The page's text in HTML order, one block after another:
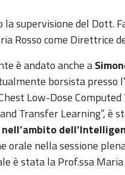
supervisione del Dott.
Rosso come Direttrice
è andato anche a
borsista presso
Low-Dose
Transfer Learning”, è
orale nella sessione
è stata la Prof.ssa Maria